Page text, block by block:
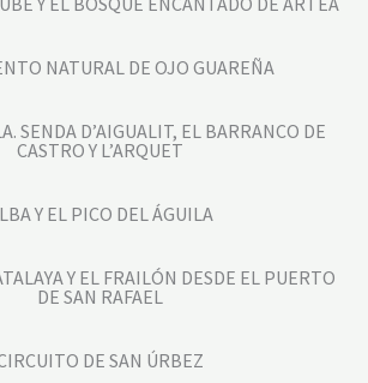
NATURAL DE OJO GUAREÑA
SENDA D’AIGUALIT, EL BARRANCO DE
CASTRO Y L’ARQUET
Y EL PICO DEL ÁGUILA
Y EL FRAILÓN DESDE EL PUERTO
DE SAN RAFAEL
DE SAN ÚRBEZ